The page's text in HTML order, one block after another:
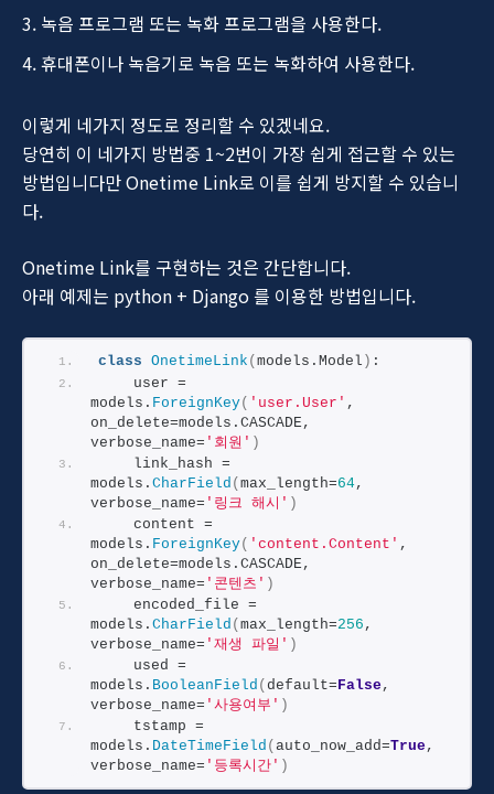
녹음 프로그램 또는 녹화 프로그램을 사용한다.
휴대폰이나 녹음기로 녹음 또는 녹화하여 사용한다.
이렇게 네가지 정도로 정리할 수 있겠네요.
당연히 이 네가지 방법중 1~2번이 가장 쉽게 접근할 수 있는
방법입니다만 Onetime Link로 이를 쉽게 방지할 수 있습니
다.
Onetime Link를 구현하는 것은 간단합니다.
아래 예제는 python + Django 를 이용한 방법입니다.
class OnetimeLink (models.Model ) :
    user =
models. ForeignKey( 'user.User' ,
on_delete=models.CASCADE,
verbose_name= '회원' )
    link_hash =
models. CharField (max_length=64,
verbose_name= '링크 해시' )
    content =
models. ForeignKey( 'content.Content' ,
on_delete=models.CASCADE,
verbose_name= '콘텐츠' )
    encoded_file =
models. CharField (max_length=256 ,
verbose_name= '재생 파일' )
    used =
models. BooleanField ( default=False,
verbose_name= '사용여부' )
    tstamp =
models. DateTimeField (auto_now_add=True,
verbose_name= '등록시간' )